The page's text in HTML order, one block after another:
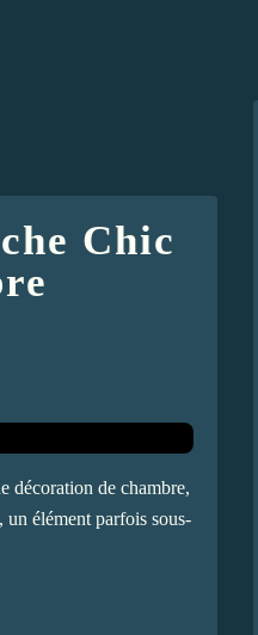
Chic
décoration de chambre,
un élément parfois sous-